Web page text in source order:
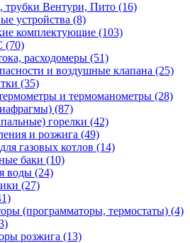
трубки Вентури, Пито (16)
устройства (8)
комплектующие (103)
(70)
расходомеры (51)
и воздушные клапана (25)
(35)
и термоманометры (28)
(87)
горелки (42)
и розжига (49)
газовых котлов (14)
баки (10)
воды (24)
(27)
(программаторы, термостаты) (4)
розжига (13)